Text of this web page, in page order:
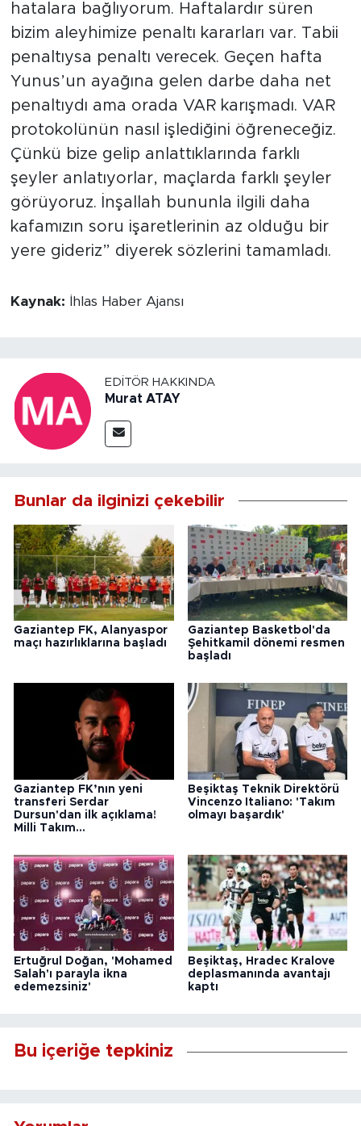
hatalara bağlıyorum. Haftalardır süren
bizim aleyhimize penaltı kararları var. Tabii
penaltıysa penaltı verecek. Geçen hafta
Yunus’un ayağına gelen darbe daha net
penaltıydı ama orada VAR karışmadı. VAR
protokolünün nasıl işlediğini öğreneceğiz.
Çünkü bize gelip anlattıklarında farklı
şeyler anlatıyorlar, maçlarda farklı şeyler
görüyoruz. İnşallah bununla ilgili daha
kafamızın soru işaretlerinin az olduğu bir
yere gideriz” diyerek sözlerini tamamladı.
Kaynak: İhlas Haber Ajansı
EDITÖR HAKKINDA
Murat ATAY
Bunlar da ilginizi çekebilir
Gaziantep FK, Alanyaspor
maçı hazırlıklarına başladı
Gaziantep Basketbol'da
Şehitkamil dönemi resmen
başladı
Gaziantep FK’nın yeni
transferi Serdar
Dursun'dan ilk açıklama!
Milli Takım...
Beşiktaş Teknik Direktörü
Vincenzo Italiano: 'Takım
olmayı başardık'
Ertuğrul Doğan, 'Mohamed
Salah'ı parayla ikna
edemezsiniz'
Beşiktaş, Hradec Kralove
deplasmanında avantajı
kaptı
Bu içeriğe tepkiniz